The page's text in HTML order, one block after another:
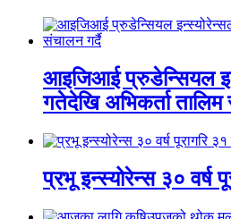
आइजिआई प्रुडेन्सियल
गतेदेखि अभिकर्ता तालिम
प्रभू इन्स्योरेन्स ३० वर्ष